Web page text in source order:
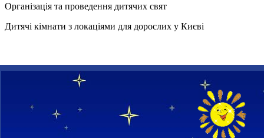
Організація та проведення дитячих свят
Дитячі кімнати з локаціями для дорослих у Києві
Святкуйте, дорослі з дітьми, у неймовірному оточенні ваше
щасливе Дитяче свято!